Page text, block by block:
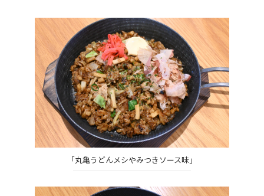
「丸亀うどんメシやみつきソース味」